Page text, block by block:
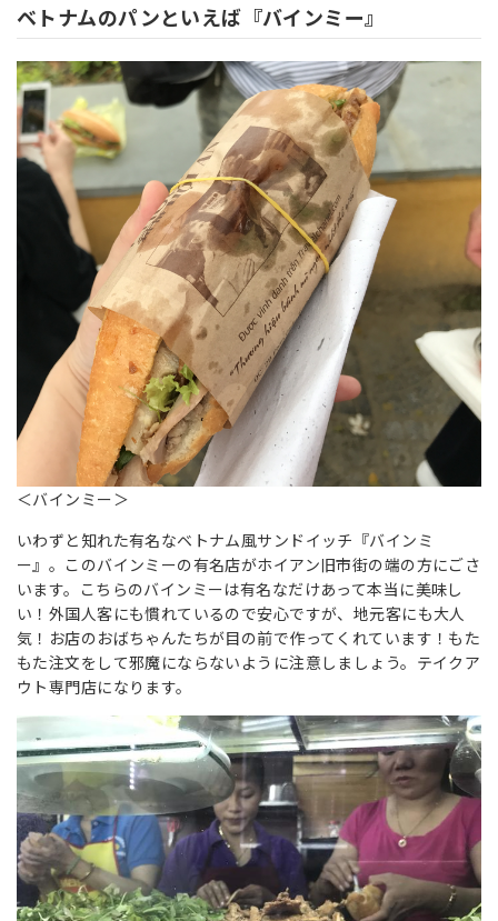
ベトナムのパンといえば『バインミー』
＜バインミー＞
いわずと知れた有名なベトナム風サンドイッチ『バインミ
ー』。このバインミーの有名店がホイアン旧市街の端の方にごさ
います。こちらのバインミーは有名なだけあって本当に美味し
い！外国人客にも慣れているので安心ですが、地元客にも大人
気！お店のおばちゃんたちが目の前で作ってくれています！もた
もた注文をして邪魔にならないように注意しましょう。テイクア
ウト専門店になります。